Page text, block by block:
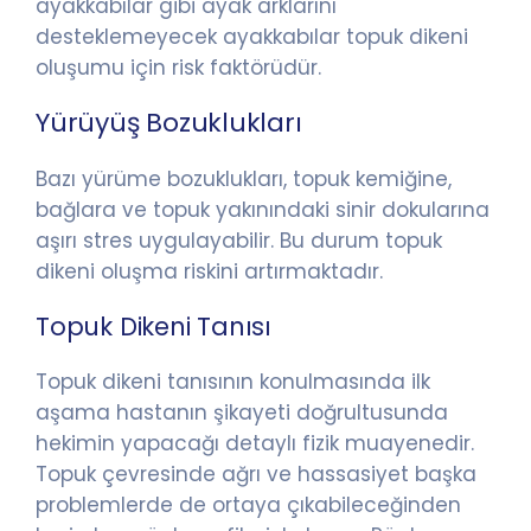
desteklemeyecek ayakkabılar topuk dikeni
oluşumu için risk faktörüdür.
Yürüyüş Bozuklukları
Bazı yürüme bozuklukları, topuk kemiğine,
bağlara ve topuk yakınındaki sinir dokularına
aşırı stres uygulayabilir. Bu durum topuk
dikeni oluşma riskini artırmaktadır.
Topuk Dikeni Tanısı
Topuk dikeni tanısının konulmasında ilk
aşama hastanın şikayeti doğrultusunda
hekimin yapacağı detaylı fizik muayenedir.
Topuk çevresinde ağrı ve hassasiyet başka
problemlerde de ortaya çıkabileceğinden